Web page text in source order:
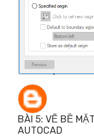
BÀI 5: VẼ BỀ
AUTOCAD